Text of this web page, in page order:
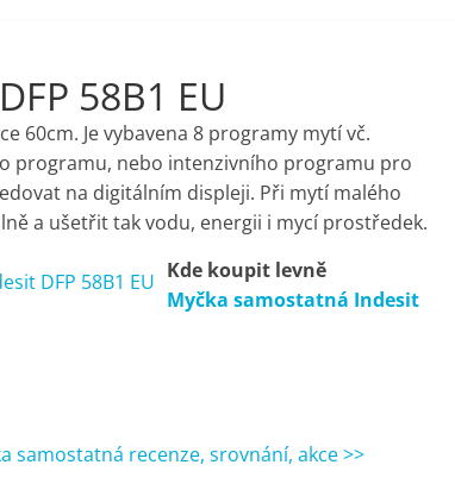
58B1 EU
60cm. Je vybavena 8 programy mytí vč.
programu, nebo intenzivního programu pro
na digitálním displeji. Při mytí malého
a ušetřit tak vodu, energii i mycí prostředek.
Kde koupit levně
Myčka samostatná Indesit
samostatná recenze, srovnání, akce >>